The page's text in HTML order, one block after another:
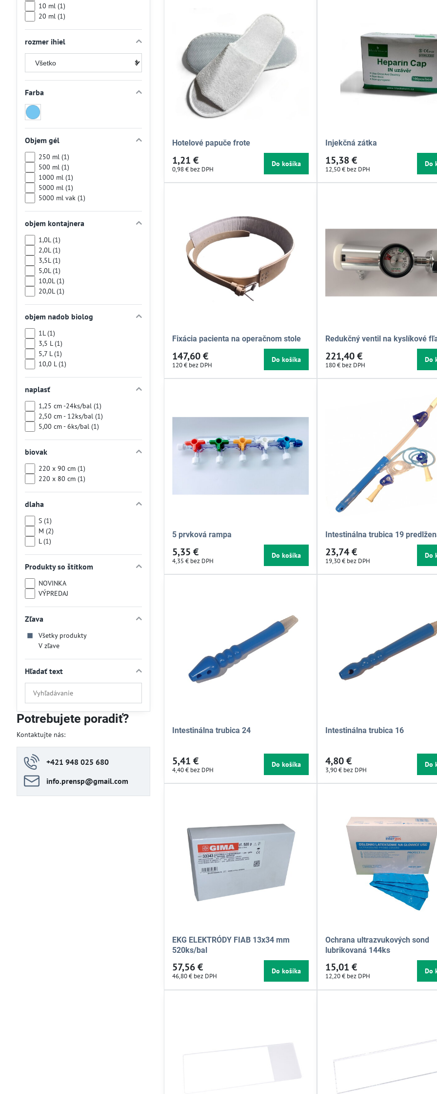
Hotelové papuče frote
1,21 €
0,98 € bez DPH
Do košíka
Injekčná zátka
15,38 €
12,50 € bez DPH
Do
Fixácia pacienta na operačnom stole
147,60 €
120 € bez DPH
Do košíka
Redukčný ventil na kyslíkové
221,40 €
180 € bez DPH
Do
5 prvková rampa
5,35 €
4,35 € bez DPH
Do košíka
Intestinálna trubica 19
23,74 €
19,30 € bez DPH
Do
Intestinálna trubica 24
5,41 €
4,40 € bez DPH
Do košíka
Intestinálna trubica 16
4,80 €
3,90 € bez DPH
Do
EKG ELEKTRÓDY FIAB 13x34 mm
520ks/bal
57,56 €
46,80 € bez DPH
Do košíka
Ochrana ultrazvukových sond
lubrikovaná 144ks
15,01 €
12,20 € bez DPH
Do
10 ml (1)
20 ml (1)
rozmer ihiel
Farba
Svetlo
modrá
Objem gél
250 ml (1)
500 ml (1)
1000 ml (1)
5000 ml (1)
5000 ml vak (1)
objem kontajnera
1,0L (1)
2,0L (1)
3,5L (1)
5,0L (1)
10,0L (1)
20,0L (1)
objem nadob biolog
1L (1)
3,5 L (1)
5,7 L (1)
10,0 L (1)
naplasť
1,25 cm -24ks/bal (1)
2,50 cm - 12ks/bal (1)
5,00 cm - 6ks/bal (1)
biovak
220 x 90 cm (1)
220 x 80 cm (1)
dlaha
S (1)
M (2)
L (1)
Produkty so štítkom
NOVINKA
VÝPREDAJ
Zľava
Všetky produkty
V zľave
Hľadať text
Prehľadať
výsledky
filtra
fulltextom
Potrebujete poradiť?
Kontaktujte nás:
+421 948 025 680
info​.prensp​@gmail​.com